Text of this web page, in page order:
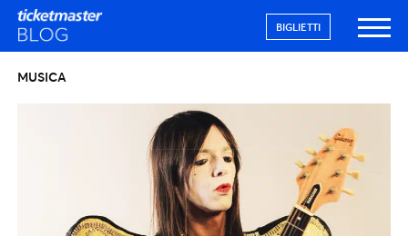
BIGLIETTI
MUSICA